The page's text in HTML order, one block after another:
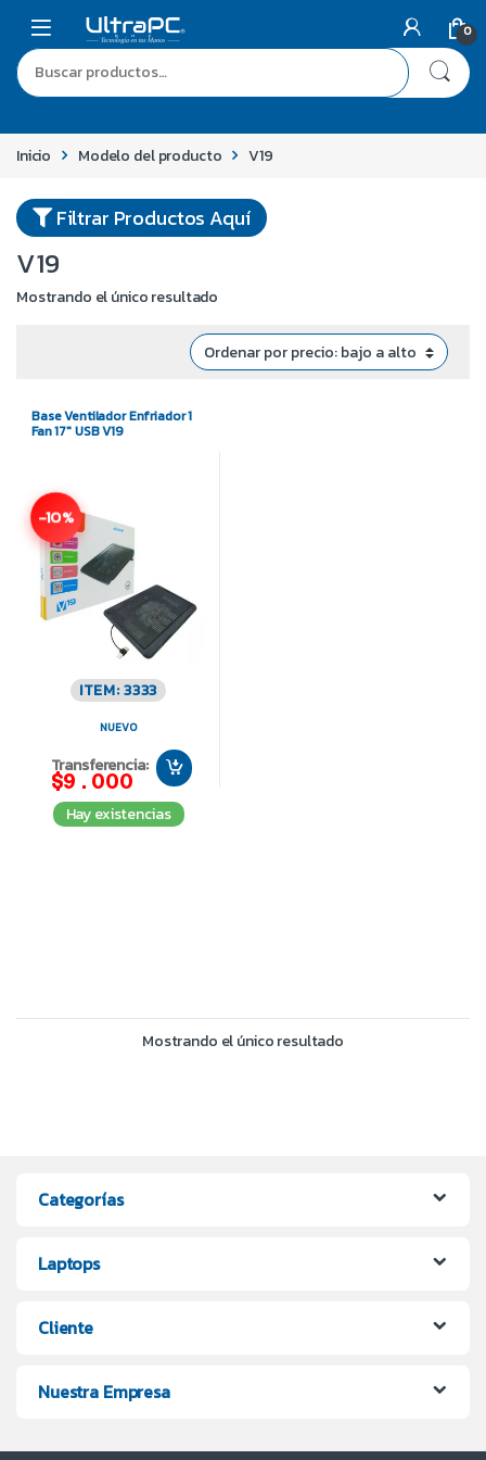
0
Inicio Modelo del producto V19
Filtrar Productos Aquí
V19
Mostrando el único resultado
Base Ventilador Enfriador 1
Fan 17″ USB V19
-10%
ITEM: 3333
NUEVO
Transferencia:
$9.000
Hay existencias
Mostrando el único resultado
Categorías
Laptops
Cliente
Nuestra Empresa